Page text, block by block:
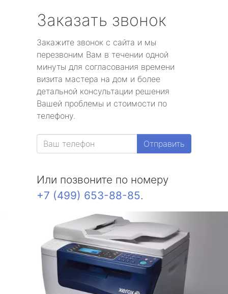
Заказать звонок
Закажите звонок с сайта и мы
перезвоним Вам в течении одной
минуты для согласования времени
визита мастера на дом и более
детальной консультации решения
Вашей проблемы и стоимости по
телефону.
Отправить
Или позвоните по номеру
+7 (499) 653-88-85.